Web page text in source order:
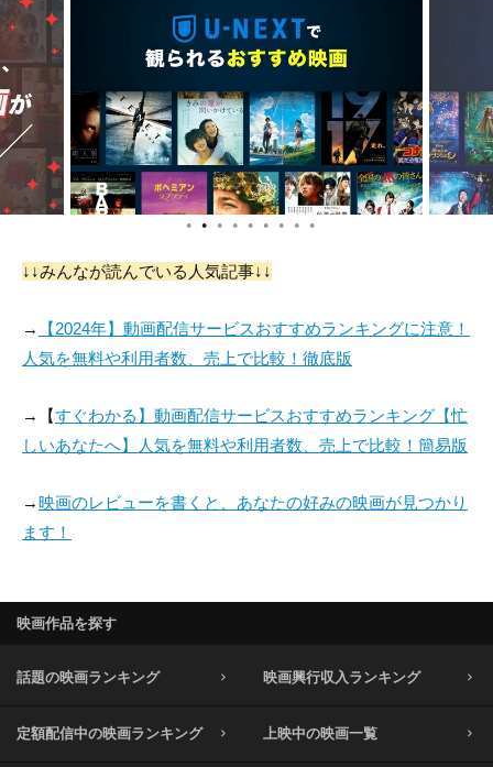
● ● ● ● ● ● ● ● ●
↓↓みんなが読んでいる人気記事↓↓
→
【2024年】動画配信サービスおすすめランキングに注意！
人気を無料や利用者数、売上で比較！徹底版
→【すぐわかる】動画配信サービスおすすめランキング【忙
しいあなたへ】人気を無料や利用者数、売上で比較！簡易版
→映画のレビューを書くと、あなたの好みの映画が見つかり
ます！
映画作品を探す
話題の映画ランキング 映画興行収入ランキング
定額配信中の映画ランキング 上映中の映画一覧